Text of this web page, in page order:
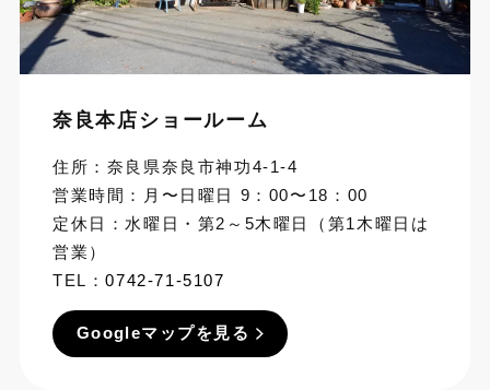
奈良本店ショールーム
住所：奈良県奈良市神功4-1-4
営業時間：月〜日曜日 9：00〜18：00
定休日：水曜日・第2～5木曜日（第1木曜日は
営業）
TEL：0742-71-5107
Googleマップを見る